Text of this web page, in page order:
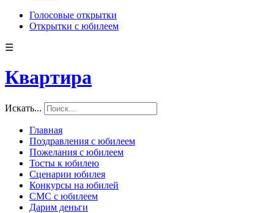
Голосовые открытки
Открытки с юбилеем
☰
Квартира
Искать...
Главная
Поздравления с юбилеем
Пожелания с юбилеем
Тосты к юбилею
Сценарии юбилея
Конкурсы на юбилей
СМС с юбилеем
Дарим деньги